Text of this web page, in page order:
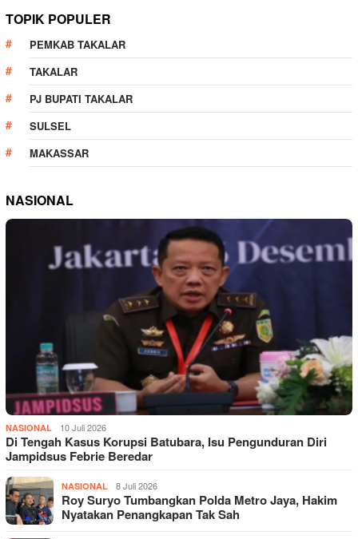
TOPIK POPULER
PEMKAB TAKALAR
TAKALAR
PJ BUPATI TAKALAR
SULSEL
MAKASSAR
NASIONAL
NASIONAL 10 Juli 2026
Di Tengah Kasus Korupsi Batubara, Isu Pengunduran Diri
Jampidsus Febrie Beredar
NASIONAL 8 Juli 2026
Roy Suryo Tumbangkan Polda Metro Jaya, Hakim
Nyatakan Penangkapan Tak Sah